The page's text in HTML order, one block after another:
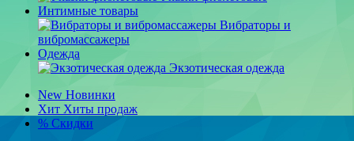
Интимные товары
Вибраторы и
вибромассажеры
Одежда
Экзотическая одежда
New Новинки
Хит Хиты продаж
% Скидки